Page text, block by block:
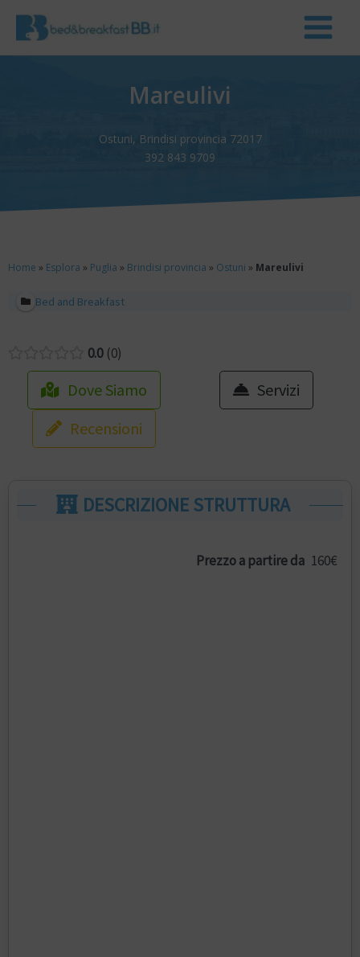
Mareulivi
Ostuni, Brindisi provincia 72017
392 843 9709
Home » Esplora » Puglia » Brindisi provincia » Ostuni » Mareulivi
Bed and Breakfast
0.0 0
Dove Siamo
Servizi
Recensioni
DESCRIZIONE STRUTTURA
Prezzo a partire da 160€